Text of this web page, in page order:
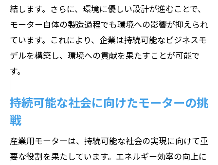
結します。さらに、環境に優しい設計が進むことで、
モーター自体の製造過程でも環境への影響が抑えられ
ています。これにより、企業は持続可能なビジネスモ
デルを構築し、環境への貢献を果たすことが可能で
す。
持続可能な社会に向けたモーターの挑
戦
産業用モーターは、持続可能な社会の実現に向けて重
要な役割を果たしています。エネルギー効率の向上に